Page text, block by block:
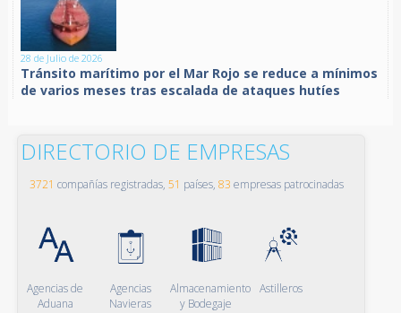
28 de Julio de 2026
Tránsito marítimo por el Mar Rojo se reduce a mínimos
de varios meses tras escalada de ataques hutíes
DIRECTORIO DE EMPRESAS
3721 compañías registradas, 51 países, 83 empresas patrocinadas
Agencias de
Aduana
Agencias
Navieras
Almacenamiento
y Bodegaje
Astilleros